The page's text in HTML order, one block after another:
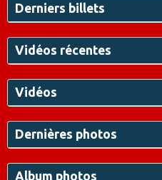
Derniers billets
Vidéos récentes
Vidéos
Dernières photos
Album photos